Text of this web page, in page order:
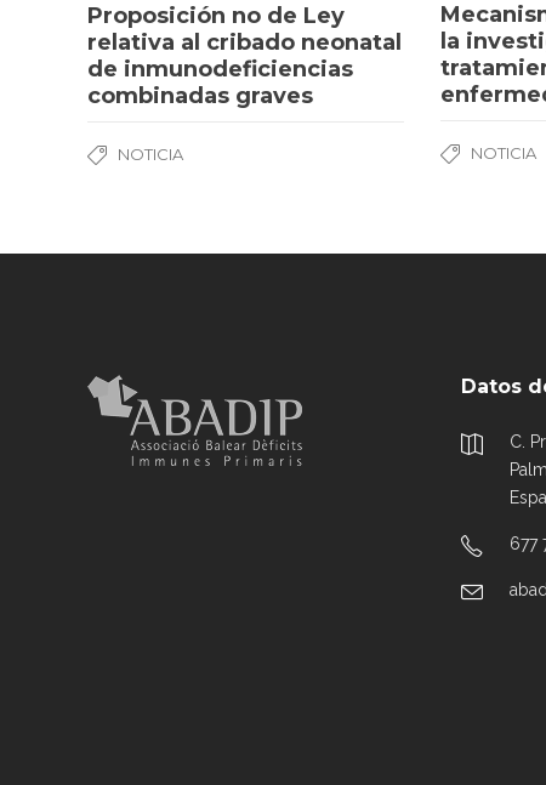
Proposición no de Ley
relativa al cribado neonatal
de inmunodeficiencias
combinadas graves
NOTICIA
la
NOTICIA
Datos
C.
677